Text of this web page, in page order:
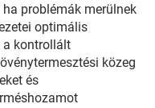
problémák merülnek
optimális
a kontrollált
közeg
és